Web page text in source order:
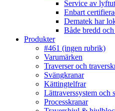
Service av
Enbart
Dematek har
Både bredd
Produkter
#461 (ingen rubrik)
Varumärken
Traverser och
Svängkranar
Kättingtelfrar
Lättraverssystem och
Processkranar